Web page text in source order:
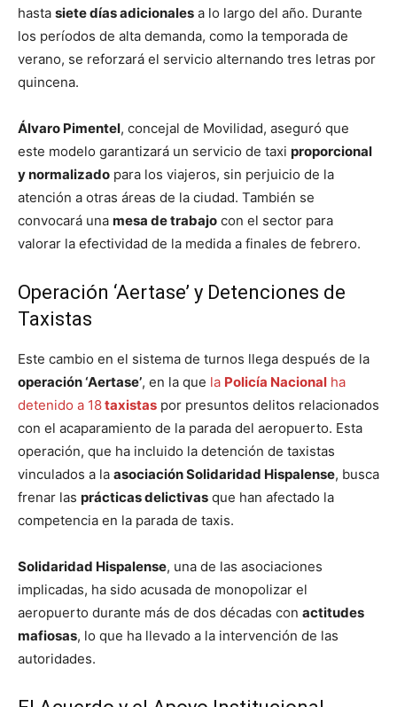
hasta siete días adicionales a lo largo del año. Durante
los períodos de alta demanda, como la temporada de
verano, se reforzará el servicio alternando tres letras por
quincena.
Álvaro Pimentel, concejal de Movilidad, aseguró que
este modelo garantizará un servicio de taxi proporcional
y normalizado para los viajeros, sin perjuicio de la
atención a otras áreas de la ciudad. También se
convocará una mesa de trabajo con el sector para
valorar la efectividad de la medida a finales de febrero.
Operación ‘Aertase’ y Detenciones de
Taxistas
Este cambio en el sistema de turnos llega después de la
operación ‘Aertase’, en la que la Policía Nacional ha
detenido a 18taxistas por presuntos delitos relacionados
con el acaparamiento de la parada del aeropuerto. Esta
operación, que ha incluido la detención de taxistas
vinculados a la asociación Solidaridad Hispalense, busca
frenar las prácticas delictivas que han afectado la
competencia en la parada de taxis.
Solidaridad Hispalense, una de las asociaciones
implicadas, ha sido acusada de monopolizar el
aeropuerto durante más de dos décadas con actitudes
mafiosas, lo que ha llevado a la intervención de las
autoridades.